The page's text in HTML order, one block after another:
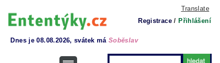
Translate
Registrace / Přihlášení
Dnes je 08.08.2026, svátek má Soběslav